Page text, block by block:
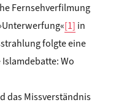
Fernsehverfilmung
[1] in
folgte eine
Wo
das Missverständnis